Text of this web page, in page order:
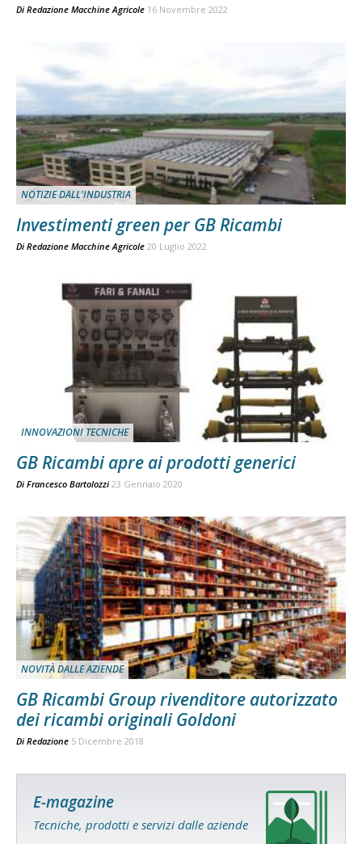
Di Redazione Macchine Agricole 16 Novembre 2022
NOTIZIE DALL'INDUSTRIA
Investimenti green per GB Ricambi
Di Redazione Macchine Agricole 20 Luglio 2022
INNOVAZIONI TECNICHE
GB Ricambi apre ai prodotti generici
Di Francesco Bartolozzi 23 Gennaio 2020
NOVITÀ DALLE AZIENDE
GB Ricambi Group rivenditore autorizzato
dei ricambi originali Goldoni
Di Redazione 5 Dicembre 2018
E-magazine
Tecniche, prodotti e servizi dalle aziende